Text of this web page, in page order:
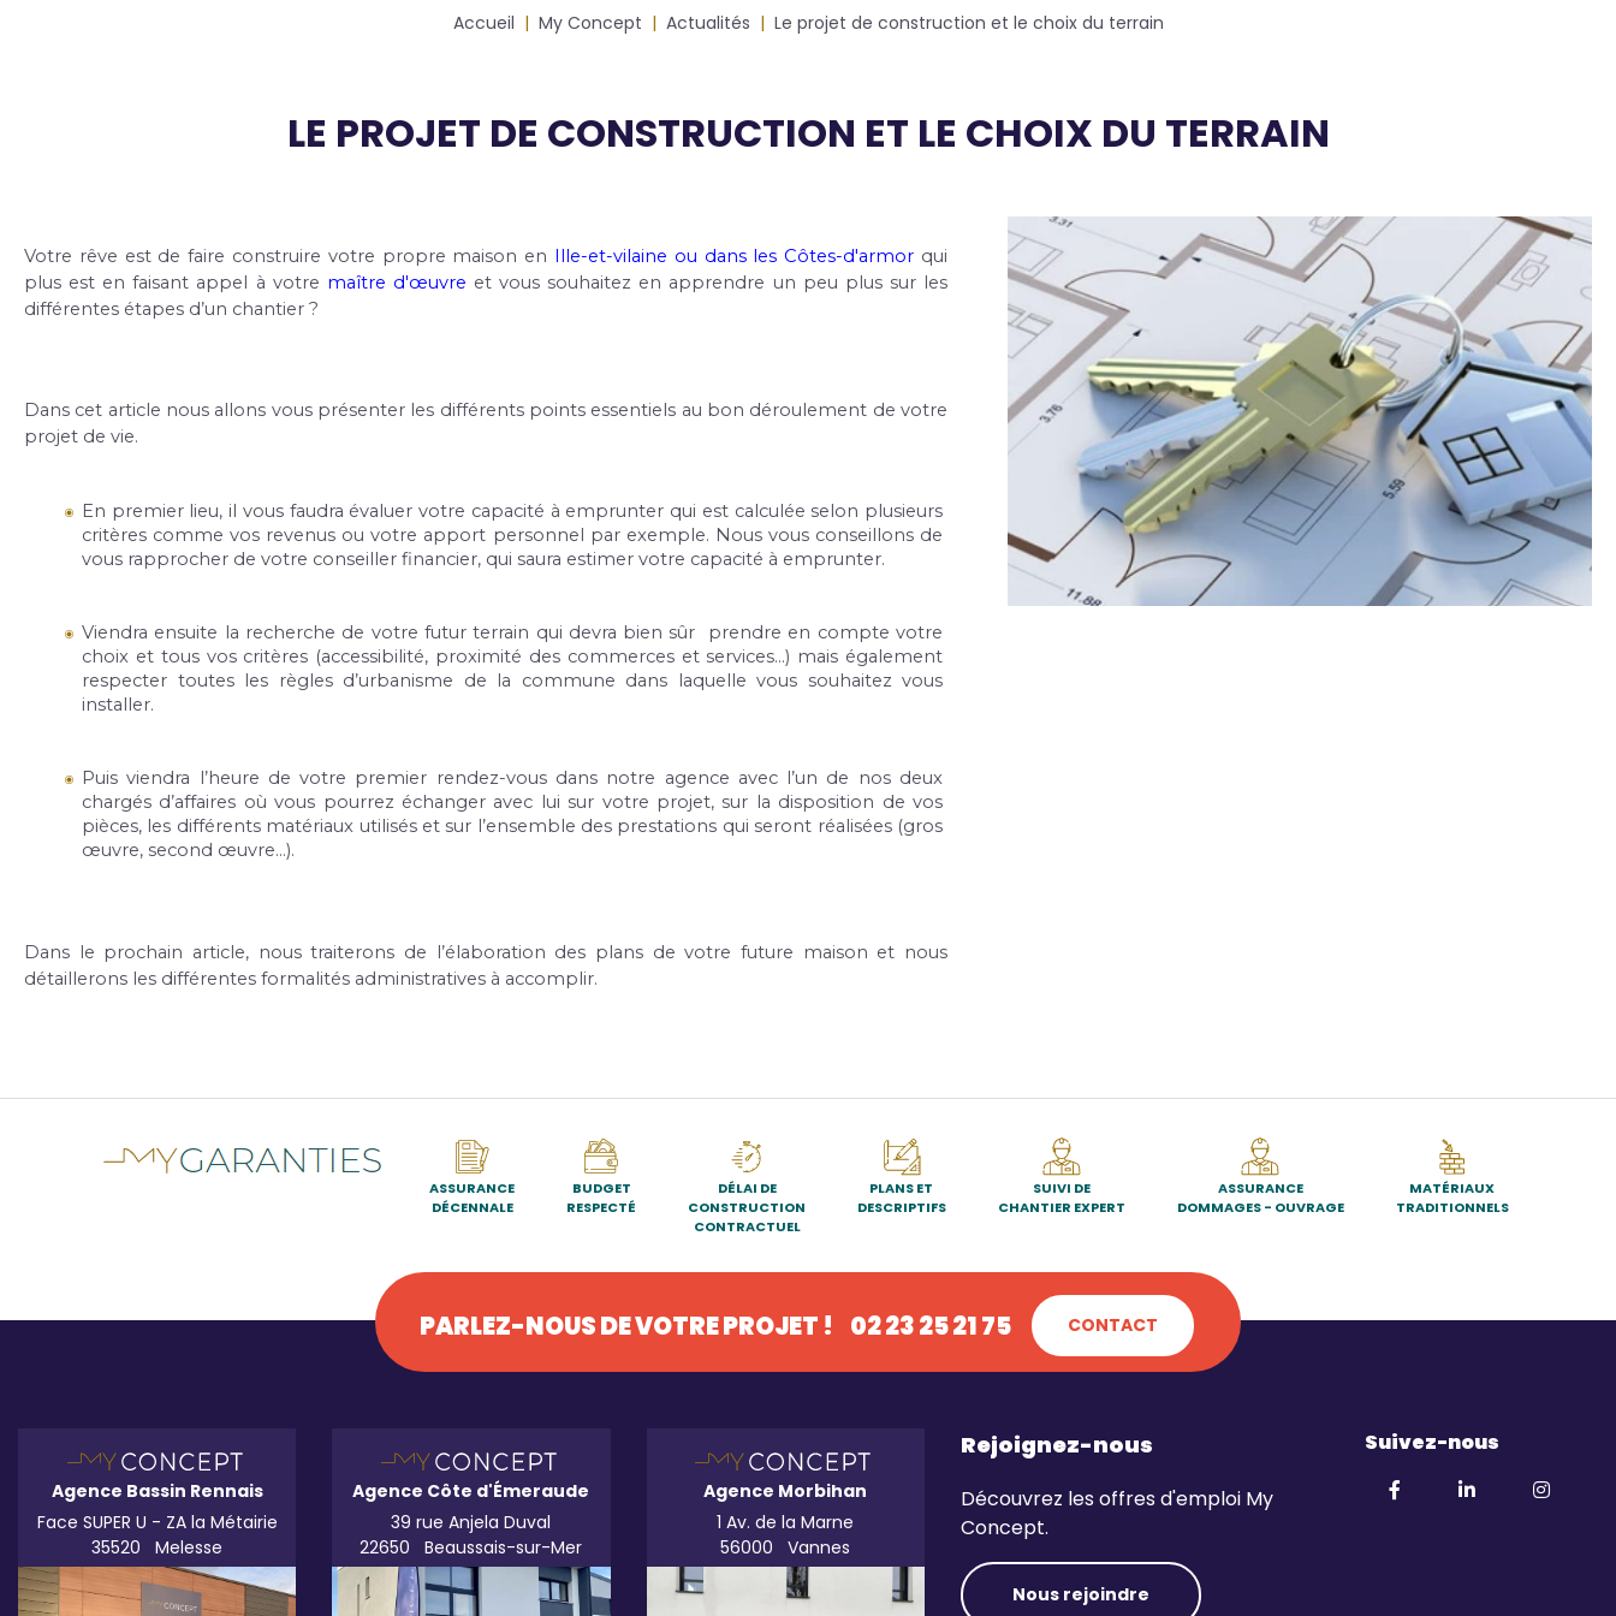
Accueil My Concept Actualités Le projet de construction et le choix du terrain
LE PROJET DE CONSTRUCTION ET LE CHOIX DU TERRAIN
Votre rêve est de faire construire votre propre maison en Ille-et-vilaine ou dans les Côtes-d'armor qui
plus est en faisant appel à votre maître d'œuvre et vous souhaitez en apprendre un peu plus sur les
différentes étapes d’un chantier ?
Dans cet article nous allons vous présenter les différents points essentiels au bon déroulement de votre
projet de vie.
En premier lieu, il vous faudra évaluer votre capacité à emprunter qui est calculée selon plusieurs
critères comme vos revenus ou votre apport personnel par exemple. Nous vous conseillons de
vous rapprocher de votre conseiller financier, qui saura estimer votre capacité à emprunter.
Viendra ensuite la recherche de votre futur terrain qui devra bien sûr  prendre en compte votre
choix et tous vos critères (accessibilité, proximité des commerces et services…) mais également
respecter toutes les règles d’urbanisme de la commune dans laquelle vous souhaitez vous
installer.
Puis viendra l’heure de votre premier rendez-vous dans notre agence avec l’un de nos deux
chargés d’affaires où vous pourrez échanger avec lui sur votre projet, sur la disposition de vos
pièces, les différents matériaux utilisés et sur l’ensemble des prestations qui seront réalisées (gros
œuvre, second œuvre…).
Dans le prochain article, nous traiterons de l’élaboration des plans de votre future maison et nous
détaillerons les différentes formalités administratives à accomplir.
Photos
ASSURANCE
DÉCENNALE
BUDGET
RESPECTÉ
DÉLAI DE
CONSTRUCTION
CONTRACTUEL
PLANS ET
DESCRIPTIFS
SUIVI DE
CHANTIER EXPERT
ASSURANCE
DOMMAGES - OUVRAGE
MATÉRIAUX
TRADITIONNELS
PARLEZ-NOUS DE VOTRE PROJET ! 02 23 25 21 75 CONTACT
Agence Bassin Rennais
Face SUPER U - ZA la Métairie
35520
Melesse
Agence Côte d'Émeraude
39 rue Anjela Duval
22650
Beaussais-sur-Mer
Agence Morbihan
1 Av. de la Marne
56000
Vannes
Rejoignez-nous
Découvrez les offres d'emploi My
Concept.
Nous rejoindre
Suivez-nous